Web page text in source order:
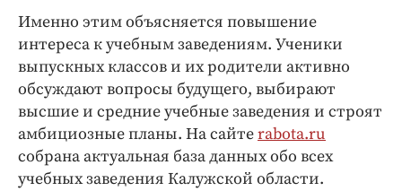
Работодатель года
Именно этим объясняется повышение
интереса к учебным заведениям. Ученики
выпускных классов и их родители активно
обсуждают вопросы будущего, выбирают
высшие и средние учебные заведения и строят
амбициозные планы. На сайтеrabota.ru
собрана актуальная база данных обо всех
учебных заведения Калужской области.